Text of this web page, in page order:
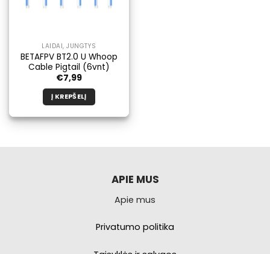
LAIDAI, JUNGTYS
BETAFPV BT2.0 U Whoop
Cable Pigtail (6vnt)
€7,99
Į KREPŠELĮ
APIE MUS
Apie mus
Privatumo politika